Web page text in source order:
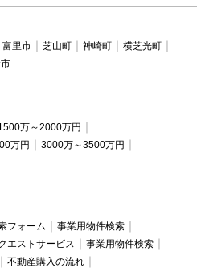
富里市 芝山町 神崎町
横芝光町
万～2000万円
万円
3000万～3500万円
フォーム
事業用物件検索
エストサービス
事業用物件検索
不動産購入の流れ